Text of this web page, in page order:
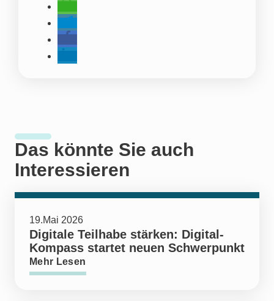
Das könnte Sie auch
Interessieren
19.Mai 2026
Digitale Teilhabe stärken: Digital-
Kompass startet neuen Schwerpunkt
Mehr Lesen